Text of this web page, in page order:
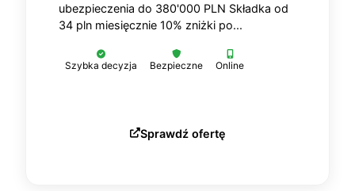
ubezpieczenia do 380'000 PLN Składka od
34 pln miesięcznie 10% zniżki po...
Szybka decyzja Bezpieczne Online
Sprawdź ofertę